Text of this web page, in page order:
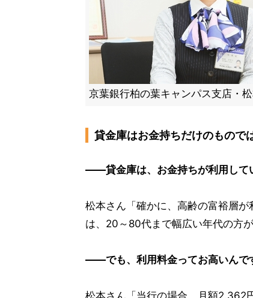
京葉銀行柏の葉キャンパス支店・
貸金庫はお金持ちだけのもので
――貸金庫は、お金持ちが利用して
松本さん「確かに、高齢の富裕層
は、20～80代まで幅広い年代の方
――でも、利用料金ってお高いんで
松本さん「当行の場合、月額2,362